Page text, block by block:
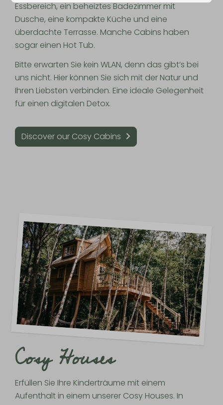
Essbereich, ein beheiztes Badezimmer mit
Dusche, eine kompakte Küche und eine
überdachte Terrasse. Manche Cabins haben
sogar einen Hot Tub.
Bitte erwarten Sie kein WLAN, denn das gibt’s bei
uns nicht. Hier können Sie sich mit der Natur und
Ihren Liebsten verbinden. Eine ideale Gelegenheit
für einen digitalen Detox.
Discover our Cosy Cabins
Cosy Houses
Erfüllen Sie Ihre Kinderträume mit einem
Aufenthalt in einem unserer Cosy Houses. In